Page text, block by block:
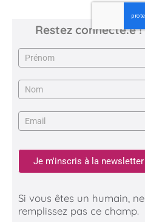
Restez connecté.e !
Newsletter
Je m'inscris à la newsletter
Si vous êtes un humain, ne
remplissez pas ce champ.